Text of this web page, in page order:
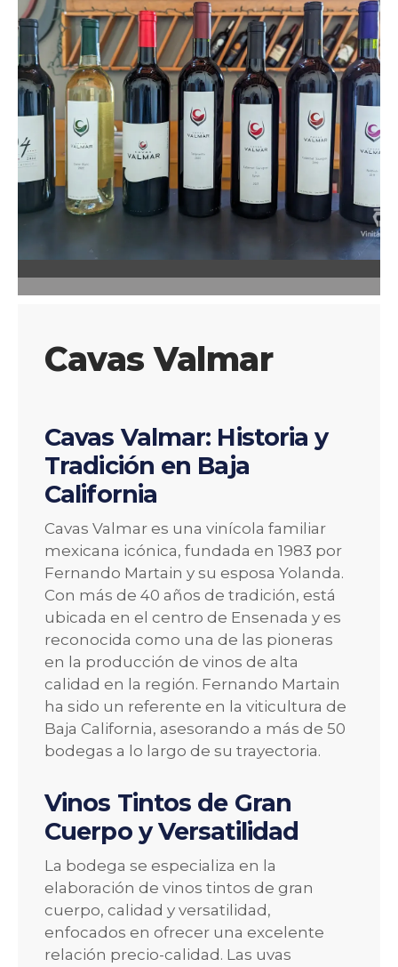
Cavas Valmar
Cavas Valmar: Historia y
Tradición en Baja
California
Cavas Valmar es una vinícola familiar
mexicana icónica, fundada en 1983 por
Fernando Martain y su esposa Yolanda.
Con más de 40 años de tradición, está
ubicada en el centro de Ensenada y es
reconocida como una de las pioneras
en la producción de vinos de alta
calidad en la región. Fernando Martain
ha sido un referente en la viticultura de
Baja California, asesorando a más de 50
bodegas a lo largo de su trayectoria.
Vinos Tintos de Gran
Cuerpo y Versatilidad
La bodega se especializa en la
elaboración de vinos tintos de gran
cuerpo, calidad y versatilidad,
enfocados en ofrecer una excelente
relación precio-calidad. Las uvas